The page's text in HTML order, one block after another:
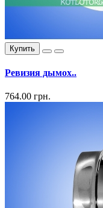
Купить
Ревизия дымох..
764.00 грн.